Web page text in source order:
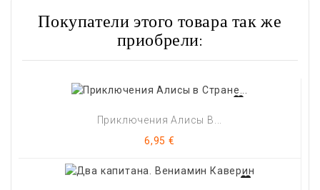
Покупатели этого товара так же
приобрели:
Приключения Алисы В...
Цена
6,95 €